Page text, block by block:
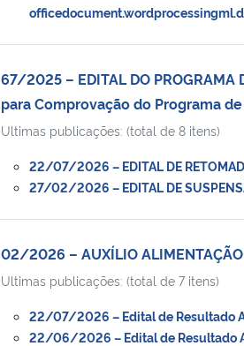
67/2025 – EDITAL DO
para Comprovação do Programa
Ultimas publicações: (total de 8 itens)
22/07/2026 – EDITAL DE
27/02/2026 – EDITAL DE
02/2026 – AUXÍLIO
Ultimas publicações: (total de 7 itens)
22/07/2026 – Edital de Resultado
22/06/2026 – Edital de Resultado